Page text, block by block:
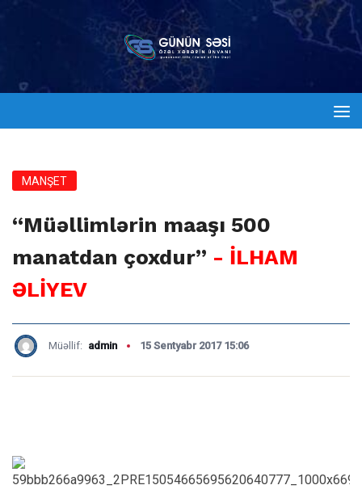
MANŞET
“Müəllimlərin maaşı 500
manatdan çoxdur” - İLHAM
ƏLİYEV
Müəllif: admin 15 Sentyabr 2017 15:06